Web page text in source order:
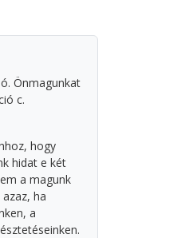
Önmagunkat
c.
hogy
hidat e két
a magunk
ha
a